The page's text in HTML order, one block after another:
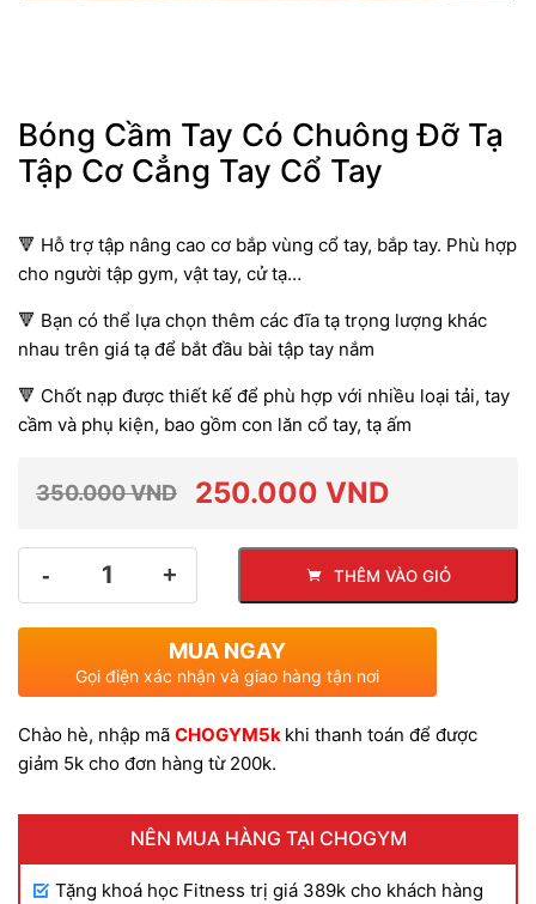
Bóng Cầm Tay Có Chuông Đỡ Tạ
Tập Cơ Cẳng Tay Cổ Tay
🔻 Hỗ trợ tập nâng cao cơ bắp vùng cổ tay, bắp tay. Phù hợp
cho người tập gym, vật tay, cử tạ…
🔻 Bạn có thể lựa chọn thêm các đĩa tạ trọng lượng khác
nhau trên giá tạ để bắt đầu bài tập tay nắm
🔻 Chốt nạp được thiết kế để phù hợp với nhiều loại tải, tay
cầm và phụ kiện, bao gồm con lăn cổ tay, tạ ấm
350.000VND
gốc
350.000 VND.
250.000 VND
hiện
là:
250.000 VND.
THÊM VÀO GIỎ
MUA NGAY
Gọi điện xác nhận và giao hàng tận nơi
Chào hè, nhập mã CHOGYM5k khi thanh toán để được
giảm 5k cho đơn hàng từ 200k.
NÊN MUA HÀNG TẠI CHOGYM
Tặng khoá học Fitness trị giá 389k cho khách hàng